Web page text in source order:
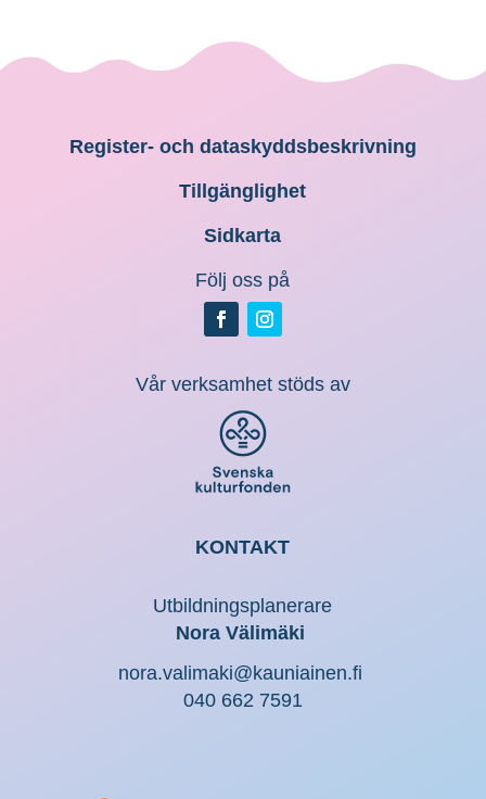
Register- och dataskyddsbeskrivning
Tillgänglighet
Sidkarta
Följ oss på
Vår verksamhet stöds av
KONTAKT
Utbildningsplanerare
Nora Välimäki
nora.valimaki@kauniainen.fi
040 662 7591